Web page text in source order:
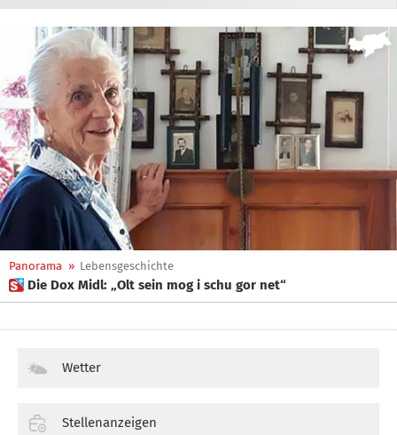
Panorama » Lebensgeschichte
 Die Dox Midl: „Olt sein mog i schu gor net“
Wetter
Stellenanzeigen